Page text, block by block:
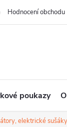
Hodnocení obchodu
poukazy
elektrické